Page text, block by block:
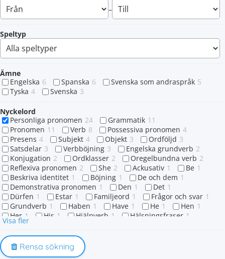
–
Speltyp
Ämne
Engelska 6 Spanska 6 Svenska som andraspråk 5
Tyska 4 Svenska 3
Nyckelord
Personliga pronomen 24 Grammatik 11
Pronomen 11 Verb 8 Possessiva pronomen 4
Presens 4 Subjekt 4 Objekt 3 Ordföljd 3
Satsdelar 3 Verbböjning 3 Engelska grundverb 2
Konjugation 2 Ordklasser 2 Oregelbundna verb 2
Reflexiva pronomen 2 She 2 Ackusativ 1 Be 1
Beskriva identitet 1 Böjning 1 De och dem 1
Demonstrativa pronomen 1 Den 1 Det 1
Dürfen 1 Estar 1 Familjeord 1 Frågor och svar 1
Grundverb 1 Haben 1 Have 1 He 1 Hen 1
Her 1 His 1 Hjälpverb 1 Hälsningsfraser 1
Klockan
Meningsbyggnad 1
Modala hjälpverb 1
Nationalitet och ursprung
Visa fler
Rensa sökning